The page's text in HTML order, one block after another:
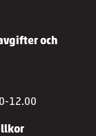
och
12.00